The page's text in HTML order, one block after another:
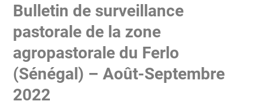
Bulletin de surveillance
pastorale de la zone
agropastorale du Ferlo
(Sénégal) – Août-Septembre
2022